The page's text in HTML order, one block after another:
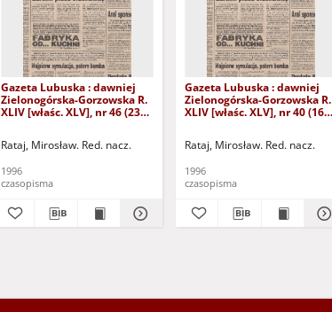
Gazeta Lubuska : dawniej
Zielonogórska-Gorzowska R.
XLIV [właśc. XLV], nr 46 (23
Rataj, Mirosław. Red. nacz.
1996
czasopisma
Gazeta Lubuska : dawniej
Zielonogórska-Gorzowska R.
XLIV [właśc. XLV], nr 40 (16
Rataj, Mirosław. Red. nacz.
1996
czasopisma